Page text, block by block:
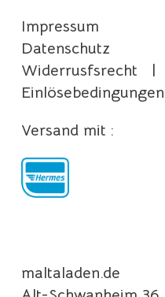
Impressum
Datenschutz
Widerrusfsrecht
Einlösebedingungen
Versand mit :
maltaladen.de